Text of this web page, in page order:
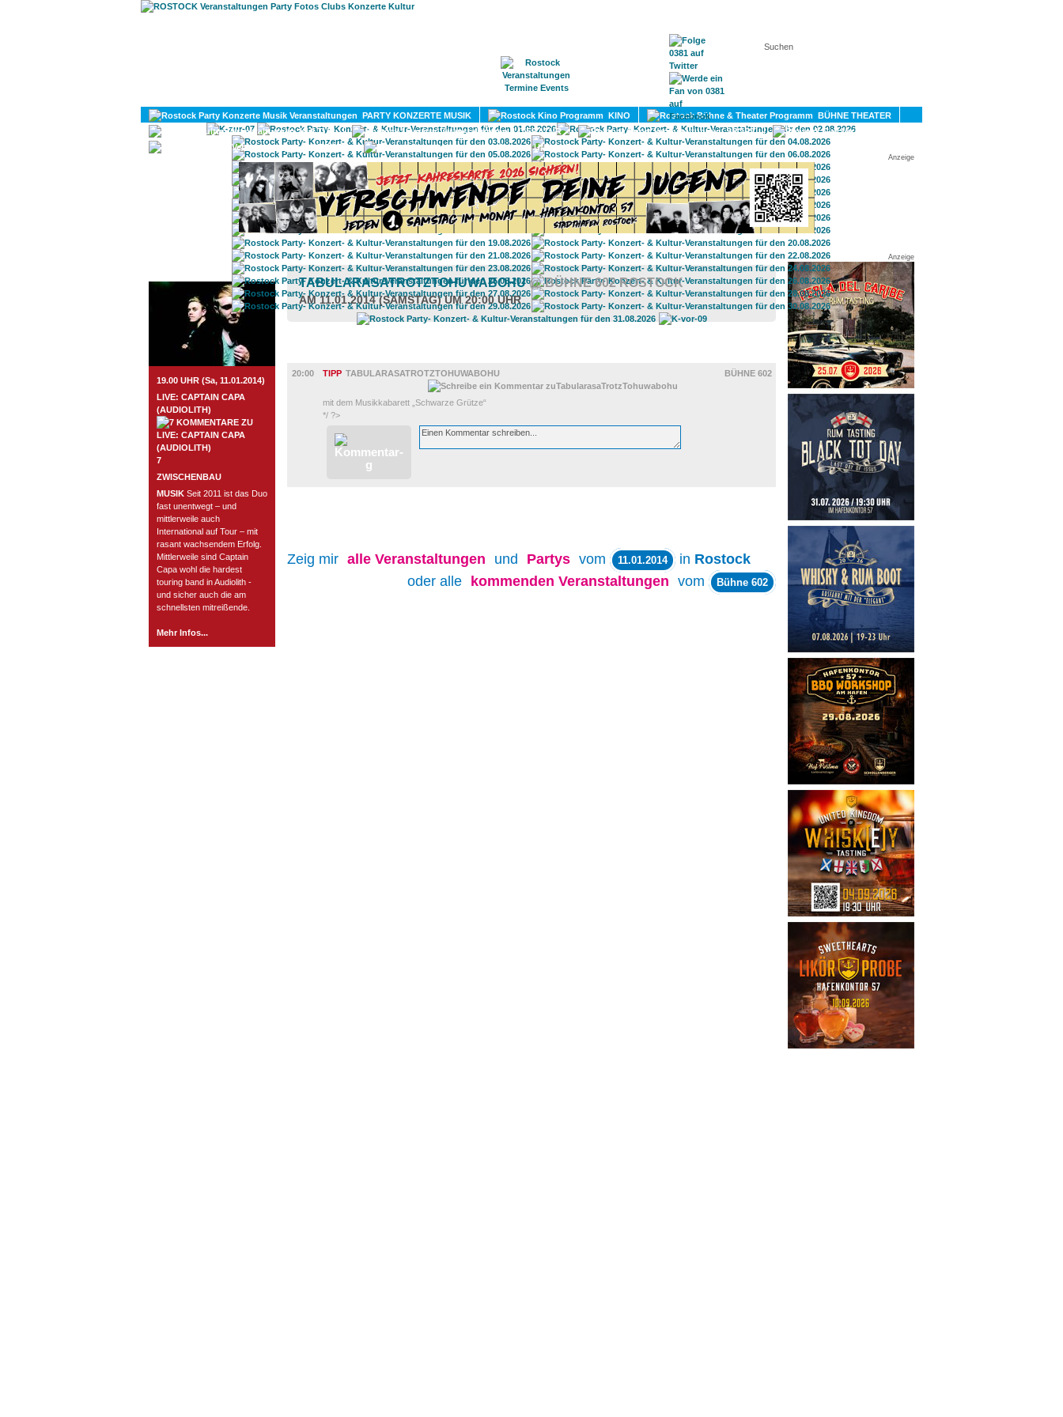
KONTAKT
PARTY KONZERTE MUSIK KINO
BÜHNE THEATER
KULTUR
LITERATUR SPORT
DIVERSES
UMLAND
Anzeige
ROSTOCK TAGESTIPP
19.00 UHR (Sa, 11.01.2014)
LIVE: CAPTAIN CAPA
(AUDIOLITH)
7
ZWISCHENBAU
MUSIK Seit 2011 ist das Duo
fast unentwegt – und
mittlerweile auch
International auf Tour – mit
rasant wachsendem Erfolg.
Mittlerweile sind Captain
Capa wohl die hardest
touring band in Audiolith -
und sicher auch die am
schnellsten mitreißende.
Mehr Infos...
Anzeige
TABULARASATROTZTOHUWABOHU@ BÜHNE 602 ROSTOCK
AM 11.01.2014 (SAMSTAG) UM 20:00 UHR
20:00
TIPP TABULARASATROTZTOHUWABOHU BÜHNE 602
mit dem Musikkabarett „Schwarze Grütze“
*/ ?>
Zeig mir alle Veranstaltungen und Partys vom 11.01.2014 in Rostock
oder alle
kommenden Veranstaltungen vom Bühne 602